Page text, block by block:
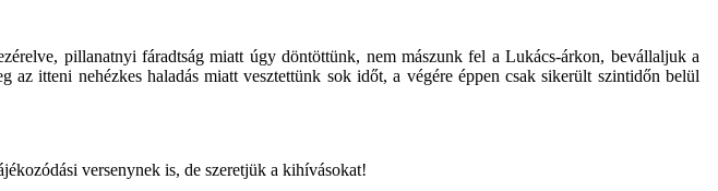
pillanatnyi fáradtság miatt úgy döntöttünk, nem mászunk fel a Lukács-árkon, bevállaljuk a
itteni nehézkes haladás miatt vesztettünk sok időt, a végére éppen csak sikerült szintidőn belül
versenynek is, de szeretjük a kihívásokat!